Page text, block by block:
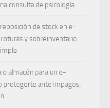
consulta de psicología
de stock en e-
y sobreinventario
o almacén para un e-
protegerte ante impagos,